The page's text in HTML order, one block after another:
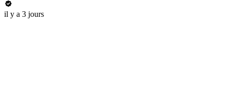
il y a 3 jours